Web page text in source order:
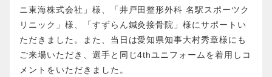
ニ東海株式会社」様、「井戸田整形外科 名駅スポーツク
リニック」様、「すずらん鍼灸接骨院」様にサポートい
ただきました。また、当日は愛知県知事大村秀章様にも
ご来場いただき、選手と同じ4thユニフォームを着用しコ
メントをいただきました。